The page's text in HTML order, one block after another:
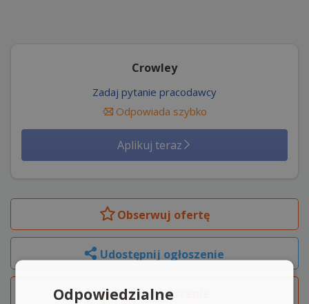
Crowley
Zadaj pytanie pracodawcy
Odpowiada szybko
Aplikuj teraz
Obserwuj ofertę
Udostępnij ogłoszenie
Zgłoś naruszenie
Odpowiedzialne